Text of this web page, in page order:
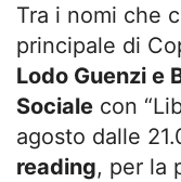
Tra i nomi che
principale di
Lodo Guenzi e
Sociale con
agosto dalle
reading, per la